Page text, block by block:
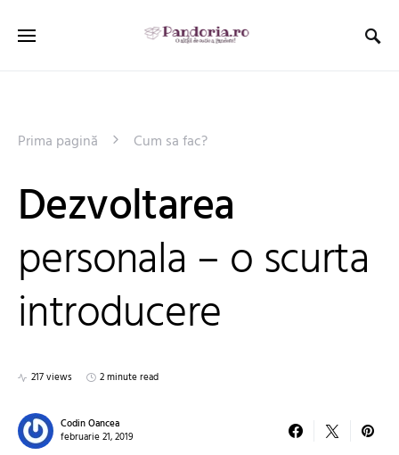
Prima pagină Cum sa fac?
Dezvoltarea
personala – o scurta
introducere
217 views 2 minute read
Codin Oancea
februarie 21, 2019